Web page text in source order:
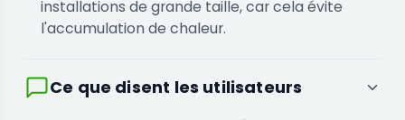
installations de grande taille, car cela évite
l'accumulation de chaleur.
Ce que disent les utilisateurs